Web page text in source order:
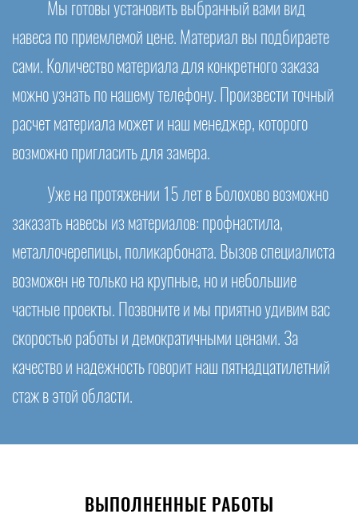
Мы готовы установить выбранный вами вид
навеса по приемлемой цене. Материал вы подбираете
сами. Количество материала для конкретного заказа
можно узнать по нашему телефону. Произвести точный
расчет материала может и наш менеджер, которого
возможно пригласить для замера.
Уже на протяжении 15 лет в Болохово возможно
заказать навесы из материалов: профнастила,
металлочерепицы, поликарбоната. Вызов специалиста
возможен не только на крупные, но и небольшие
частные проекты. Позвоните и мы приятно удивим вас
скоростью работы и демократичными ценами. За
качество и надежность говорит наш пятнадцатилетний
стаж в этой области.
ВЫПОЛНЕННЫЕ РАБОТЫ